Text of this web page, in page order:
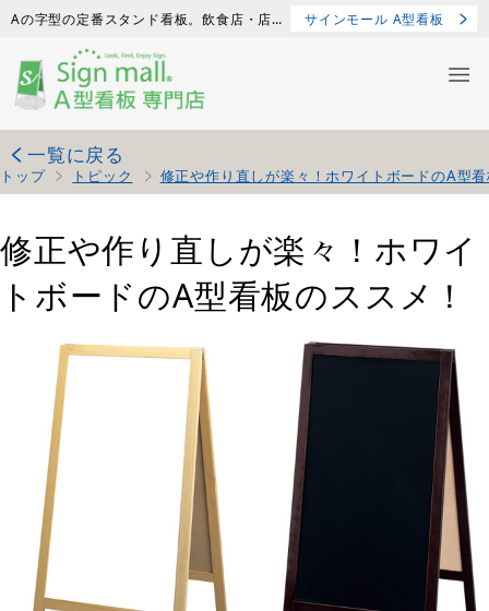
Aの字型の定番スタンド看板。飲食店・店舗にオススメ！ サインモール A型看板
一覧に戻る
トップ トピック 修正や作り直しが楽々！ホワイトボードのA型
修正や作り直しが楽々！ホワイ
トボードのA型看板のススメ！